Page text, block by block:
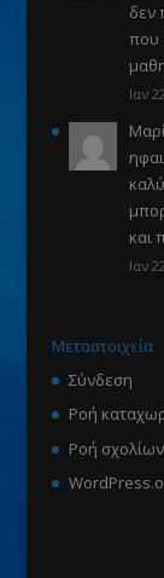
δεν
που
Ιαν
και
Ιαν
Μεταστοιχεία
Σύνδεση
Ροή
Ροή σχολίων